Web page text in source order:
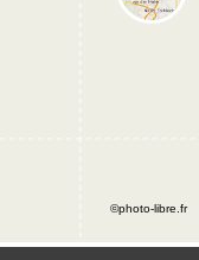
©photo-libre.fr